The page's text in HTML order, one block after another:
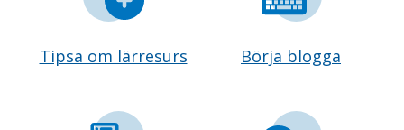
Tipsa om lärresurs Börja blogga